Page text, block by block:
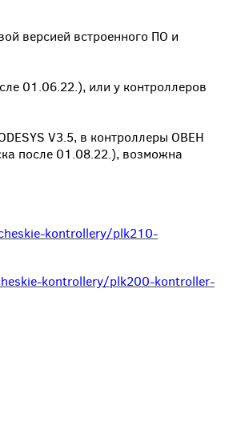
версией встроенного ПО и
01.06.22.), или у контроллеров
V3.5, в контроллеры ОВЕН
после 01.08.22.), возможна
kontrollery/plk210-
kontrollery/plk200-kontroller-